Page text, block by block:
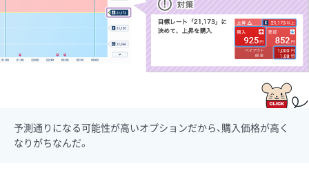
予測通りになる可能性が高いオプションだから、購入価格が高く
なりがちなんだ。